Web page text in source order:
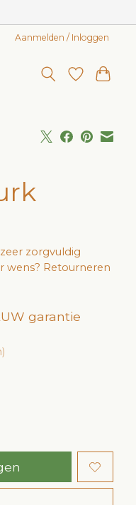
Aanmelden / Inloggen
zorgvuldig
wens? Retourneren
garantie